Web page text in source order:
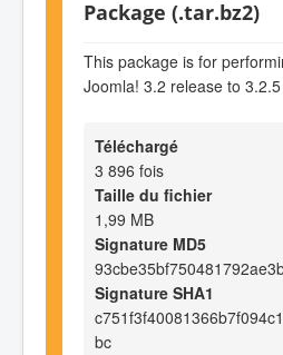
Package (.tar.bz2)
This package is for
Joomla! 3.2 release to 3.2.5
Téléchargé
3 896 fois
Taille du fichier
1,99 MB
Signature MD5
Signature SHA1
bc